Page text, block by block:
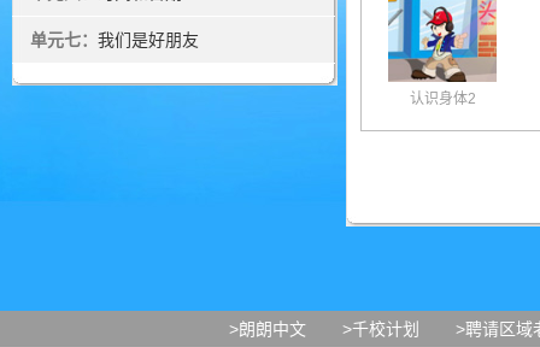
单元七： 我们是好朋友
认识身体2
>朗朗中文 >千校计划 >聘请区域